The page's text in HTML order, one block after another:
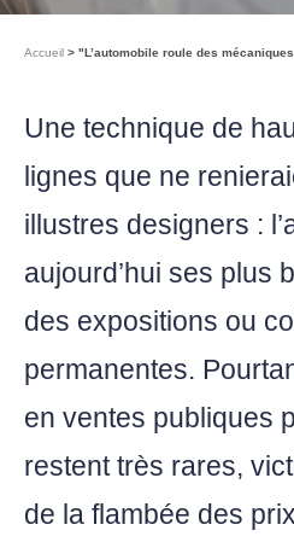
Accueil "L’automobile roule des
Une technique de
lignes que ne
illustres designers :
aujourd’hui ses plus
des expositions ou
permanentes.
en ventes publiques
restent très rares,
de la flambée des